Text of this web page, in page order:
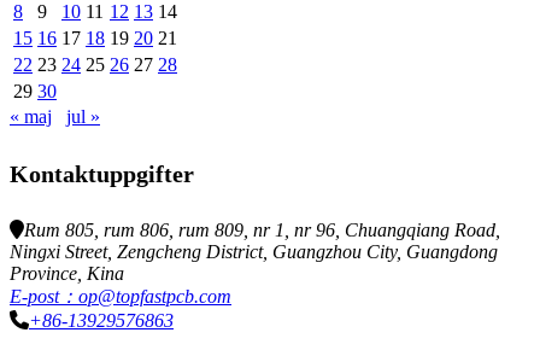
8
9 10 11 12 13 14
15 16 17 18 19 20 21
22 23 24 25 26 27 28
29 30
« maj
jul »
Kontaktuppgifter
Rum 805, rum 806, rum 809, nr 1, nr 96, Chuangqiang Road,
Ningxi Street, Zengcheng District, Guangzhou City, Guangdong
Province, Kina
E-post：op@topfastpcb.com
+86-13929576863